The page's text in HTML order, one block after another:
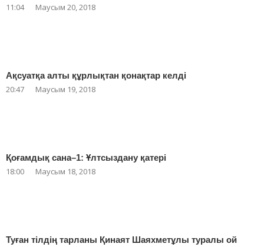
11:04 Маусым 20, 2018
Ақсуатқа алты құрлықтан қонақтар келді
20:47 Маусым 19, 2018
Қоғамдық сана–1: Ұлтсыздану қатері
18:00 Маусым 18, 2018
Туған тілдің тарланы Қинаят Шаяхметұлы туралы ой